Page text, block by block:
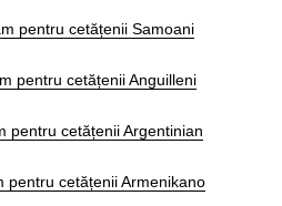
pentru cetățenii Samoani
pentru cetățenii Anguilleni
pentru cetățenii Argentinian
pentru cetățenii Armenikano